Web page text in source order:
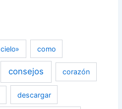
cielo» como
consejos corazón
descargar